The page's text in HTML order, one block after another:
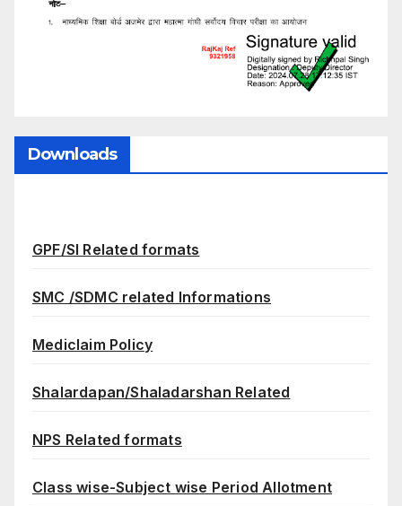
Downloads
GPF/SI Related formats
SMC /SDMC related Informations
Mediclaim Policy
Shalardapan/Shaladarshan Related
NPS Related formats
Class wise-Subject wise Period Allotment